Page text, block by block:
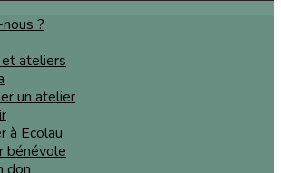
?
ateliers
un atelier
à Ecolau
bénévole